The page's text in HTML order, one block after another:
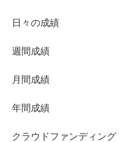
日々の成績
週間成績
月間成績
年間成績
クラウドファンディング